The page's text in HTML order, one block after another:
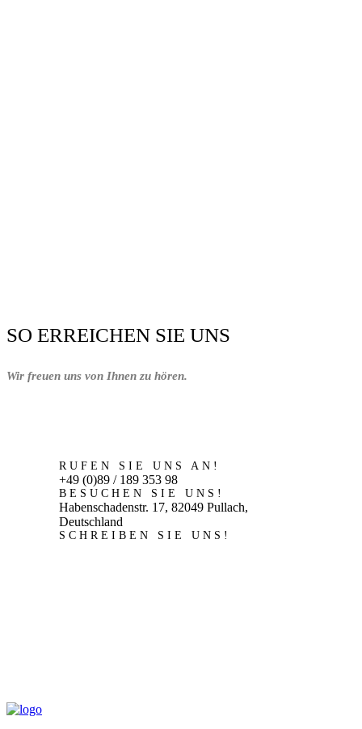
SO ERREICHEN SIE UNS
Wir freuen uns von Ihnen zu hören.
RUFEN SIE UNS AN!
+49 (0)89 / 189 353 98
BESUCHEN SIE UNS!
Habenschadenstr. 17, 82049 Pullach,
Deutschland
SCHREIBEN SIE UNS!